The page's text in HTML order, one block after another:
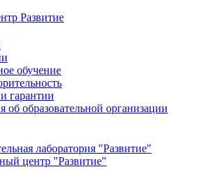
обучение
гарантии
об образовательной организации
лаборатория "Развитие"
центр "Развитие"